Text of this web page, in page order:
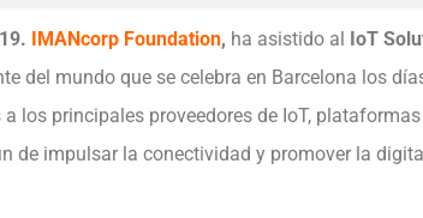
IMANcorp Foundation, ha asistido al IoT
del mundo que se celebra en Barcelona los
los principales proveedores de IoT,
de impulsar la conectividad y promover la